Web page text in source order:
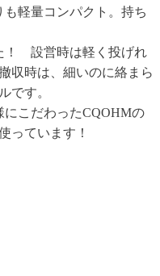
も軽量コンパクト。持ち
！ 設営時は軽く投げれ
収時は、細いのに絡まら
です。
こだわったCQOHMの
っています！